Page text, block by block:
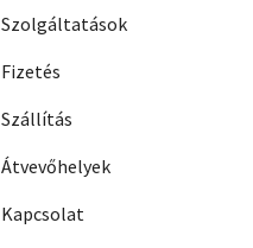
Szolgáltatások
Fizetés
Szállítás
Átvevőhelyek
Kapcsolat